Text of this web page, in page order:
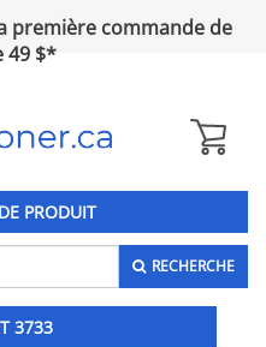
première commande de
49 $*
PRODUIT
RECHERCHE
3733